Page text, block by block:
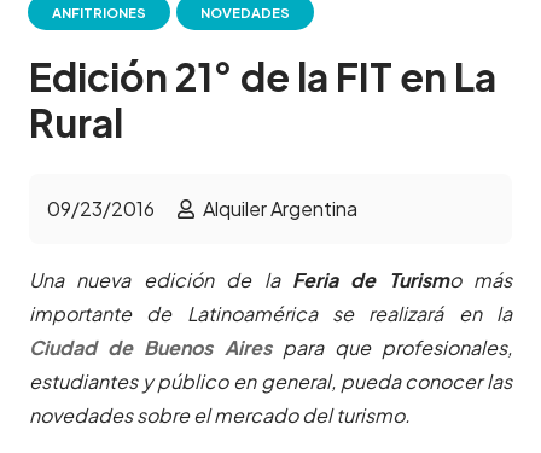
ANFITRIONES NOVEDADES
Edición 21° de la FIT en La
Rural
09/23/2016 Alquiler Argentina
Una nueva edición de la Feria de Turismo más
importante de Latinoamérica se realizará en la
Ciudad de Buenos Airespara que profesionales,
estudiantes y público en general, pueda conocer las
novedades sobre el mercado del turismo.